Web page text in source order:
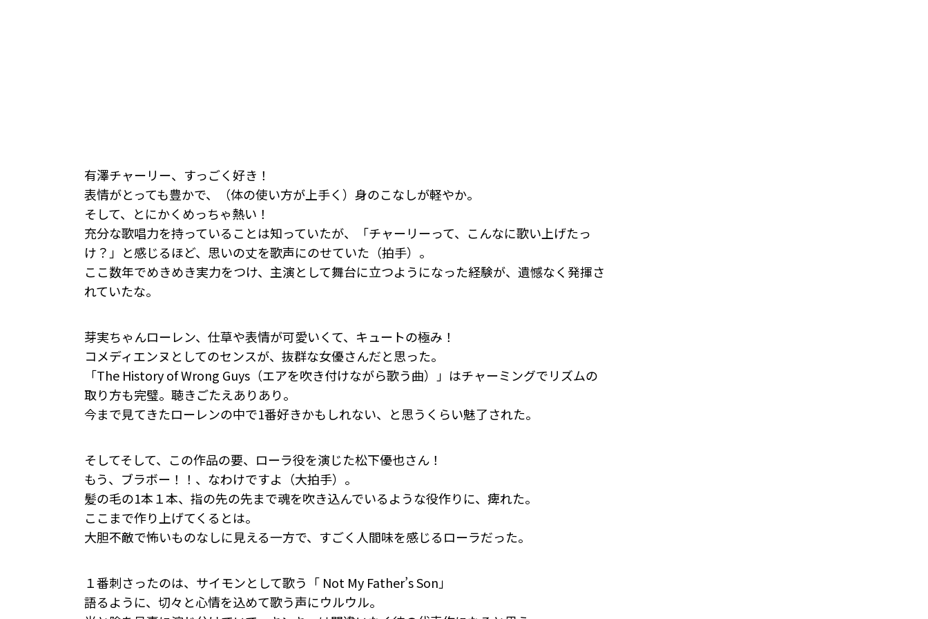
有澤チャーリー、すっごく好き！
表情がとっても豊かで、（体の使い方が上手く）身のこなしが軽やか。
そして、とにかくめっちゃ熱い！
充分な歌唱力を持っていることは知っていたが、「チャーリーって、こんなに歌い上げたっ
け？」と感じるほど、思いの丈を歌声にのせていた（拍手）。
ここ数年でめきめき実力をつけ、主演として舞台に立つようになった経験が、遺憾なく発揮さ
れていたな。
芽実ちゃんローレン、仕草や表情が可愛いくて、キュートの極み！
コメディエンヌとしてのセンスが、抜群な女優さんだと思った。
「The History of Wrong Guys（エアを吹き付けながら歌う曲）」はチャーミングでリズムの
取り方も完璧。聴きごたえありあり。
今まで見てきたローレンの中で1番好きかもしれない、と思うくらい魅了された。
そしてそして、この作品の要、ローラ役を演じた松下優也さん！
もう、ブラボー！！、なわけですよ（大拍手）。
髪の毛の1本１本、指の先の先まで魂を吹き込んでいるような役作りに、痺れた。
ここまで作り上げてくるとは。
大胆不敵で怖いものなしに見える一方で、すごく人間味を感じるローラだった。
１番刺さったのは、サイモンとして歌う「 Not My Father’s Son」
語るように、切々と心情を込めて歌う声にウルウル。